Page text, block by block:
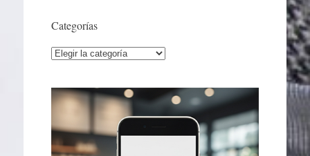
Categorías
Categorías